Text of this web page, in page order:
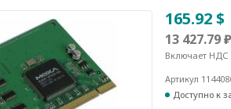
165.92 $
13 427.79 ₽
Включает НДС
Артикул
Доступно к